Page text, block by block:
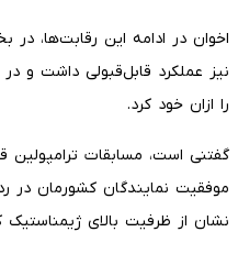
نیز عملکرد قابل‌قبولی داشت و
را ازان خود کرد.
گفتنی است، مسابقات ترامپولین
موفقیت نمایندگان کشورمان در
نشان از ظرفیت بالای